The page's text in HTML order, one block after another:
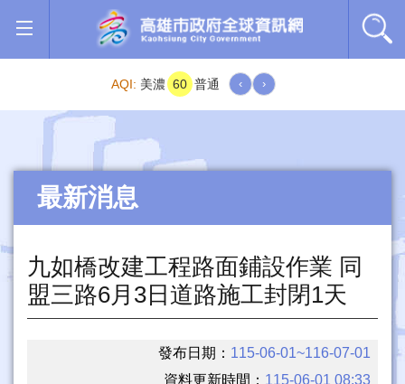
跳到主要內容區塊
AQI: 美濃 60 普通 ‹ ›
最新消息
九如橋改建工程路面鋪設作業 同
盟三路6月3日道路施工封閉1天
發布日期： 115-06-01~116-07-01
資料更新時間： 115-06-01 08:33